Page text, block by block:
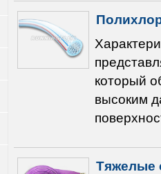
который
высоким
Тяжелые